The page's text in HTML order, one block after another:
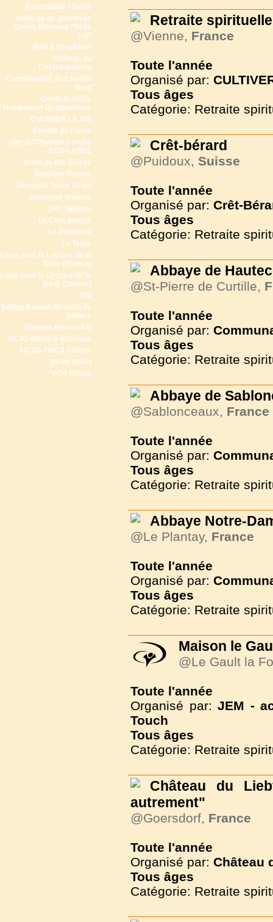
Association l'Oasis
Auberge de Jeunesse
Crans-Montana "Bella
Lui"
Bed & Breakfast
Château du
Liebfrauenberg
Communauté du Chemin
Neuf
Credo Schloss
Unspunnen Gruppenhaus
CULTIVER LA VIE
Famille Je t'aime
Gîte du Charron, certifié
ECO-LABEL
Grain de Blé Suisse
Horizons France
Jeremiah Tours Israël
Jeunesse ardente
JPC Séjours
Le Chat perché
Le Rimlishof
Le Tabor
Ligue pour la Lecture de la
Bible (France)
Ligue pour la Lecture de la
Bible (Suisse)
OM
Sailing Bandol, location de
voiliers
Surprise Reisen AG
UCJG Alliance nationale
UCJG-YMCA France
Val de l'Hort
VCH Hôtels
Retraite spirituelle
@Vienne, France
Toute l'année
Organisé par:
Tous âges
Catégorie: Retraite
Crêt-bérard
@Puidoux, Suisse
Toute l'année
Organisé par: Crêt-
Tous âges
Catégorie: Retraite
Abbaye de
@St-Pierre de Curtille,
Toute l'année
Organisé par:
Tous âges
Catégorie: Retraite
Abbaye de
@Sablonceaux, France
Toute l'année
Organisé par:
Tous âges
Catégorie: Retraite
Abbaye Notre-
@Le Plantay, France
Toute l'année
Organisé par:
Tous âges
Catégorie: Retraite
Maison le
@Le Gault la
Toute l'année
Organisé par:JEM -
Touch
Tous âges
Catégorie: Retraite
Château du
autrement"
@Goersdorf, France
Toute l'année
Organisé par: Château
Tous âges
Catégorie: Retraite